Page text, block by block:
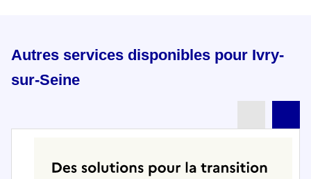
Autres services disponibles pour Ivry-
sur-Seine